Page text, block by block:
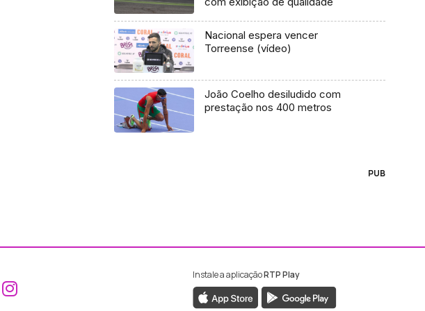
Nacional espera vencer
Torreense (vídeo)
João Coelho desiludido com
prestação nos 400 metros
PUB
Aceder ao Facebook da RTP Madeira
Aceder ao Instagram da RTP Madeira
Instale a aplicaçãoRTP Play